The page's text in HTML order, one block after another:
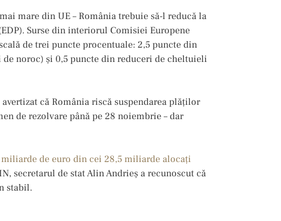
mare din UE – România trebuie să-l reducă la
Surse din interiorul Comisiei Europene
de trei puncte procentuale: 2,5 puncte din
noroc) și 0,5 puncte din reduceri de cheltuieli
că România riscă suspendarea plăților
de rezolvare până pe 28 noiembrie – dar
miliarde de euro din cei 28,5 miliarde alocați
secretarul de stat Alin Andrieș a recunoscut că
stabil.